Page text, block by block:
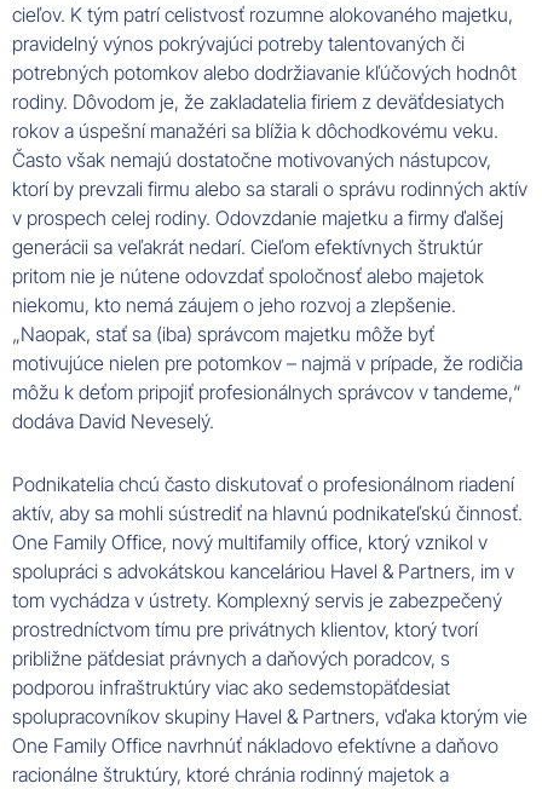
cieľov. K tým patrí celistvosť rozumne alokovaného majetku,
pravidelný výnos pokrývajúci potreby talentovaných či
potrebných potomkov alebo dodržiavanie kľúčových hodnôt
rodiny. Dôvodom je, že zakladatelia firiem z deväťdesiatych
rokov a úspešní manažéri sa blížia k dôchodkovému veku.
Často však nemajú dostatočne motivovaných nástupcov,
ktorí by prevzali firmu alebo sa starali o správu rodinných aktív
v prospech celej rodiny. Odovzdanie majetku a firmy ďalšej
generácii sa veľakrát nedarí. Cieľom efektívnych štruktúr
pritom nie je nútene odovzdať spoločnosť alebo majetok
niekomu, kto nemá záujem o jeho rozvoj a zlepšenie.
„Naopak, stať sa (iba) správcom majetku môže byť
motivujúce nielen pre potomkov – najmä v prípade, že rodičia
môžu k deťom pripojiť profesionálnych správcov v tandeme,“
dodáva David Neveselý.
Podnikatelia chcú často diskutovať o profesionálnom riadení
aktív, aby sa mohli sústrediť na hlavnú podnikateľskú činnosť.
One Family Office, nový multifamily office, ktorý vznikol v
spolupráci s advokátskou kanceláriou Havel & Partners, im v
tom vychádza v ústrety. Komplexný servis je zabezpečený
prostredníctvom tímu pre privátnych klientov, ktorý tvorí
približne päťdesiat právnych a daňových poradcov, s
podporou infraštruktúry viac ako sedemstopäťdesiat
spolupracovníkov skupiny Havel & Partners, vďaka ktorým vie
One Family Office navrhnúť nákladovo efektívne a daňovo
racionálne štruktúry, ktoré chránia rodinný majetok a